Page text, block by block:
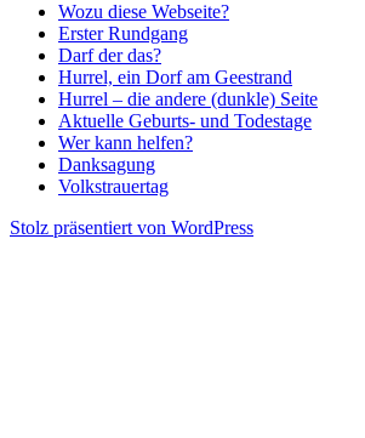
Wozu diese Webseite?
Erster Rundgang
Darf der das?
Hurrel, ein Dorf am Geestrand
Hurrel – die andere (dunkle) Seite
Aktuelle Geburts- und Todestage
Wer kann helfen?
Danksagung
Volkstrauertag
Stolz präsentiert von WordPress